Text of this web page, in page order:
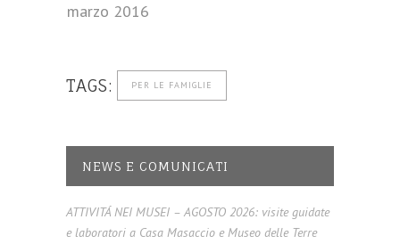
marzo 2016
TAGS: PER LE FAMIGLIE
NEWS E COMUNICATI
ATTIVITÁ NEI MUSEI – AGOSTO 2026: visite guidate
e laboratori a Casa Masaccio e Museo delle Terre